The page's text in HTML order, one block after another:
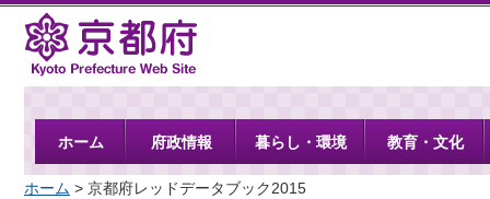
京都府
ホーム 府政情報 暮らし・環境 教育・文化
ホーム > 京都府レッドデータブック2015